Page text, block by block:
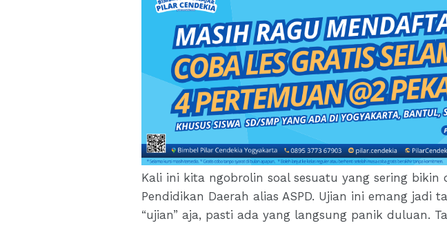
Kali ini kita ngobrolin soal sesuatu yang sering bikin
Pendidikan Daerah alias ASPD. Ujian ini emang
“ujian” aja, pasti ada yang langsung panik duluan.